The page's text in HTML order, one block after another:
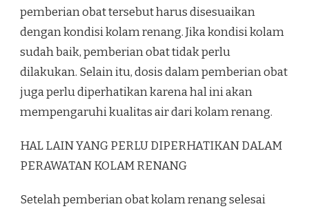
pemberian obat tersebut harus disesuaikan
dengan kondisi kolam renang. Jika kondisi kolam
sudah baik, pemberian obat tidak perlu
dilakukan. Selain itu, dosis dalam pemberian obat
juga perlu diperhatikan karena hal ini akan
mempengaruhi kualitas air dari kolam renang.
HAL LAIN YANG PERLU DIPERHATIKAN DALAM
PERAWATAN KOLAM RENANG
Setelah pemberian obat kolam renang selesai